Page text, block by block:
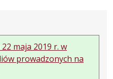
maja 2019 r. w
prowadzonych na